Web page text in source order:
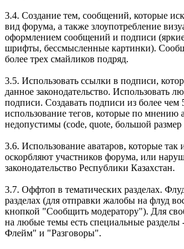
3.4. Создание тем, сообщений, которые
вид форума, а также злоупотребление
оформлением сообщений и подписи
шрифты, бессмысленные картинки).
более трех смайликов подряд.
3.5. Использовать ссылки в подписи,
данное законодательство. Использовать
подписи. Создавать подписи из более чем
использование тегов, которые по мнению
недопустимы (code, quote, большой
3.6. Использование аватаров, которые так
оскорбляют участников форума, или
законодательство Республики Казахстан.
3.7. Оффтоп в тематических разделах.
разделах (для отправки жалобы на флуд
кнопкой "Сообщить модератору"). Для
на любые темы есть специальные разделы
Флейм" и "Разговоры".